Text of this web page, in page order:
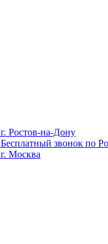
г. Ростов-на-Дону
Бесплатный звонок по
г. Москва